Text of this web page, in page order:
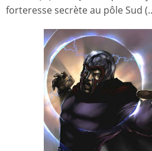
forteresse secrète au pôle Sud